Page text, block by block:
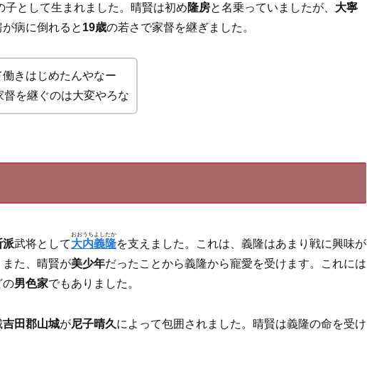
子として生まれました。晴賢は初め隆房と名乗っていましたが、 大寧
病に倒れると 19歳の若さで家督を継ぎました。
きはじめたんやなー
を継ぐのは大変やろな
派武将として大内義隆
おおうちよしたか
を支えました。これは、義隆はあまり戦に興味が
た、晴賢が美少年だったことから義隆から寵愛を受けます。これには
の男色家でもありました。
吉田郡山城が尼子晴久によって包囲されました。晴賢は義隆の命を受け